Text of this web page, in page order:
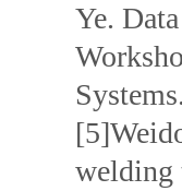
Ye.
welding